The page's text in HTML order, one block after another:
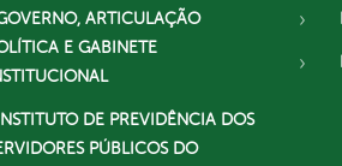
ARTICULAÇÃO
E GABINETE
INSTITUTO DE PREVIDÊNCIA DOS
PÚBLICOS DO